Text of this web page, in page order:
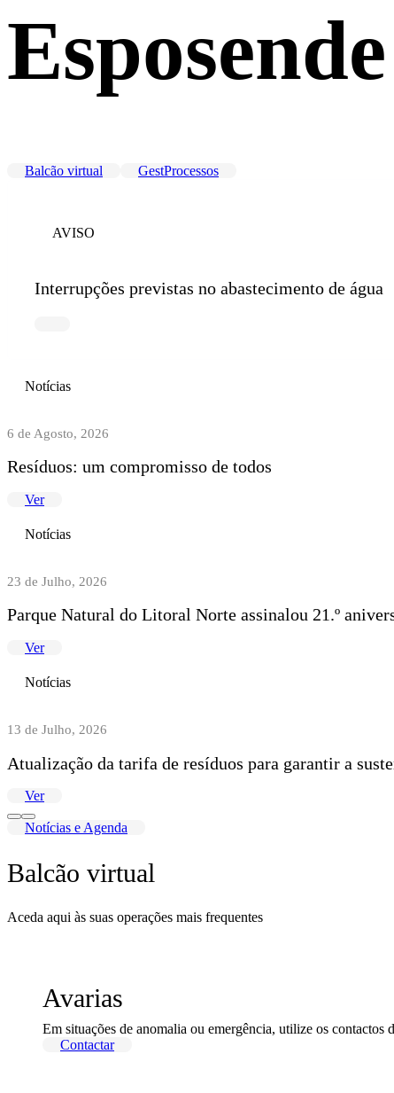
Balcão virtual GestProcessos
AVISO
Interrupções previstas no abastecimento de água
Notícias
6 de Agosto, 2026
Resíduos: um compromisso de todos
Ver
Notícias
23 de Julho, 2026
Parque Natural do Litoral Norte assinalou 21.º
Ver
Notícias
13 de Julho, 2026
Atualização da tarifa de resíduos para garantir a
Ver
Notícias e Agenda
Balcão virtual
Aceda aqui às suas operações mais frequentes
Avarias
Em situações de anomalia ou emergência, utilize os contactos
Contactar